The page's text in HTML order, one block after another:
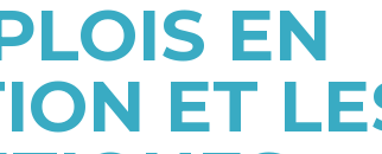
EN
ET